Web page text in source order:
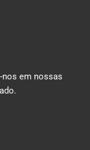
em nossas